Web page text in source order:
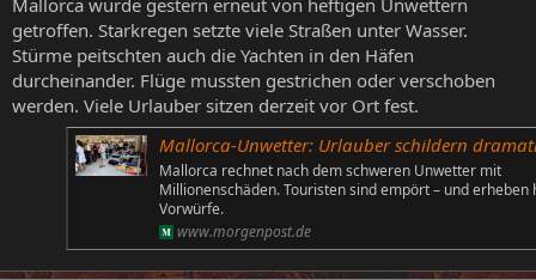
getroffen. Starkregen setzte viele Straßen unter Wasser.
Stürme peitschten auch die Yachten in den Häfen
durcheinander. Flüge mussten gestrichen oder verschoben
werden. Viele Urlauber sitzen derzeit vor Ort fest.
Mallorca-Unwetter: Urlauber schildern dramatische Szenen – „Es ist grausam
Mallorca rechnet nach dem schweren Unwetter mit
Millionenschäden. Touristen sind empört – und erheben
Vorwürfe.
www.morgenpost.de